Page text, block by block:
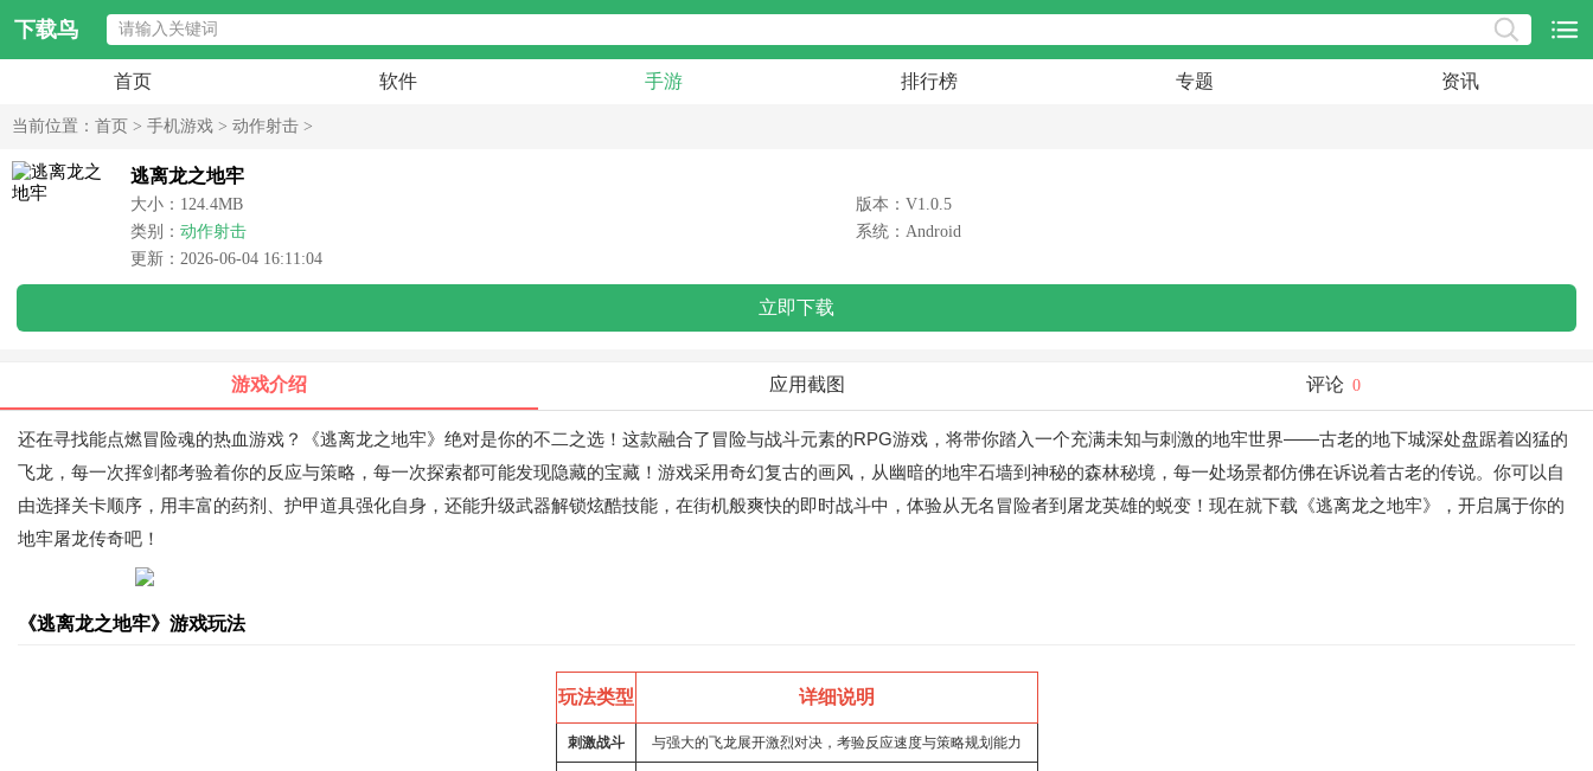
下载鸟
首页 软件 手游 排行榜 专题 资讯
当前位置： 首页 > 手机游戏 > 动作射击 >
逃离龙之地牢
大小：124.4MB
版本：V1.0.5
类别： 动作射击
系统：Android
更新：2026-06-04 16:11:04
立即下载
游戏介绍 应用截图 评论 0
还在寻找能点燃冒险魂的热血游戏？《逃离龙之地牢》绝对是你的不二之选！这款融合了冒险与战斗元素的RPG游戏，将带你踏入一个充满未知与刺激的地牢世界——古老的地下城深处盘踞着凶猛的
飞龙，每一次挥剑都考验着你的反应与策略，每一次探索都可能发现隐藏的宝藏！游戏采用奇幻复古的画风，从幽暗的地牢石墙到神秘的森林秘境，每一处场景都仿佛在诉说着古老的传说。你可以自
由选择关卡顺序，用丰富的药剂、护甲道具强化自身，还能升级武器解锁炫酷技能，在街机般爽快的即时战斗中，体验从无名冒险者到屠龙英雄的蜕变！现在就下载《逃离龙之地牢》，开启属于你的
地牢屠龙传奇吧！
《逃离龙之地牢》游戏玩法
玩法类型 详细说明
刺激战斗 与强大的飞龙展开激烈对决，考验反应速度与策略规划能力